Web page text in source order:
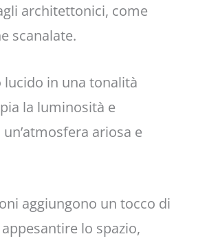
architettonici, come
scanalate.
in una tonalità
la luminosità e
ariosa e
aggiungono un tocco di
lo spazio,